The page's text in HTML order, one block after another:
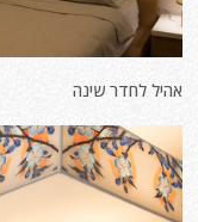
אהיל לחדר שינה